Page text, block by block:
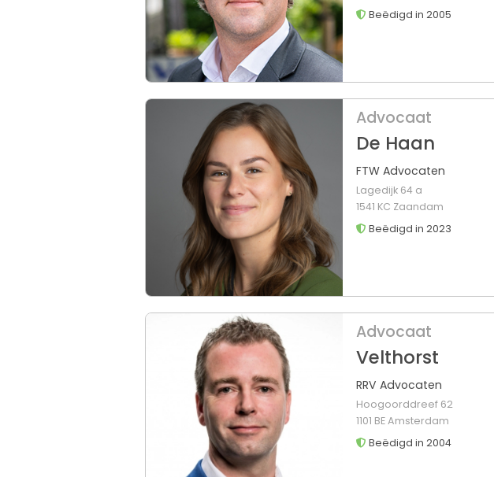
Beëdigd in 2005
Advocaat
De Haan
FTW Advocaten
Lagedijk 64 a
1541 KC Zaandam
Beëdigd in 2023
Advocaat
Velthorst
RRV Advocaten
Hoogoorddreef 62
1101 BE Amsterdam
Beëdigd in 2004